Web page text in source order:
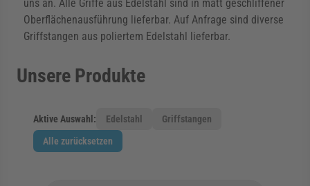
uns an. Alle Griffe aus Edelstahl sind in matt geschliffener
Oberflächenausführung lieferbar. Auf Anfrage sind diverse
Griffstangen aus poliertem Edelstahl lieferbar.
Unsere Produkte
Aktive Auswahl: Edelstahl
Griffstangen
Alle zurücksetzen